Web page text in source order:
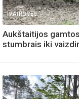
IVAIROVES
Aukštaitijos
stumbrais iki